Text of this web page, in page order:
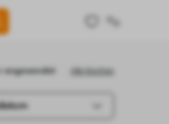
Alle löschen
angewendet